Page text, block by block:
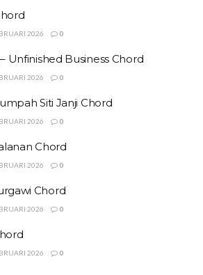
2026 0
Unfinished Business Chord
2026 0
Siti Janji Chord
2026 0
Chord
2026 0
Chord
2026 0
2026 0